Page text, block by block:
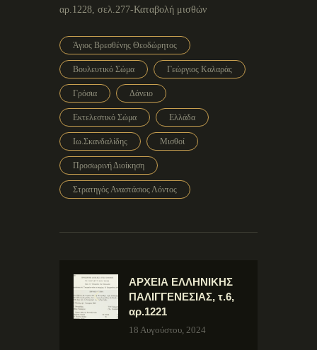
αρ.1228, σελ.277-Καταβολή μισθών
Άγιος Βρεσθένης Θεοδώρητος
Βουλευτικό Σώμα Γεώργιος Καλαράς
Γρόσια Δάνειο
Εκτελεστικό Σώμα Ελλάδα
Ιω.Σκανδαλίδης Μισθοί
Προσωρινή Διοίκηση
Στρατηγός Αναστάσιος Λόντος
ΑΡΧΕΙΑ ΕΛΛΗΝΙΚΗΣ
ΠΑΛΙΓΓΕΝΕΣΙΑΣ, τ.6,
αρ.1221
18 Αυγούστου, 2024